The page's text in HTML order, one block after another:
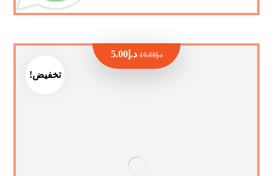
تخفيض!
د.إ10.00 د.إ5.00